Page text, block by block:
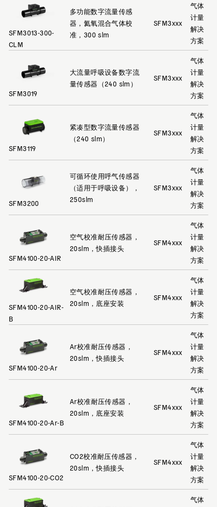
SFM3013-300-
CLM
多功能数字流量传感
器，氦氧混合气体校
准，300 slm
SFM3xxx
气体
计量
解决
方案
SFM3019
大流量呼吸设备数字流
量传感器（240 slm）
SFM3xxx
气体
计量
解决
方案
SFM3119
紧凑型数字流量传感器
（240 slm）
SFM3xxx
气体
计量
解决
方案
SFM3200
可循环使用呼气传感器
（适用于呼吸设备），
250slm
SFM3xxx
气体
计量
解决
方案
SFM4100-20-AIR
空气校准耐压传感器，
20slm，快插接头
SFM4xxx
气体
计量
解决
方案
SFM4100-20-AIR-
B
空气校准耐压传感器，
20slm，底座安装
SFM4xxx
气体
计量
解决
方案
SFM4100-20-Ar
Ar校准耐压传感器，
20slm，快插接头
SFM4xxx
气体
计量
解决
方案
SFM4100-20-Ar-B
Ar校准耐压传感器，
20slm，底座安装
SFM4xxx
气体
计量
解决
方案
SFM4100-20-CO2
CO2校准耐压传感器，
20slm，快插接头
SFM4xxx
气体
计量
解决
方案
气体